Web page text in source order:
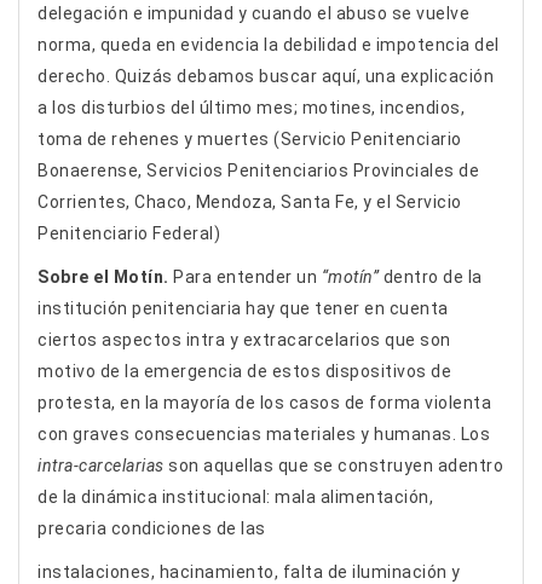
delegación e impunidad y cuando el abuso se vuelve
norma, queda en evidencia la debilidad e impotencia del
derecho. Quizás debamos buscar aquí, una explicación
a los disturbios del último mes; motines, incendios,
toma de rehenes y muertes (Servicio Penitenciario
Bonaerense, Servicios Penitenciarios Provinciales de
Corrientes, Chaco, Mendoza, Santa Fe, y el Servicio
Penitenciario Federal)
Sobre el Motín. Para entender un “motín”dentro de la
institución penitenciaria hay que tener en cuenta
ciertos aspectos intra y extracarcelarios que son
motivo de la emergencia de estos dispositivos de
protesta, en la mayoría de los casos de forma violenta
con graves consecuencias materiales y humanas. Los
intra-carcelarias son aquellas que se construyen adentro
de la dinámica institucional: mala alimentación,
precaria condiciones de las
instalaciones, hacinamiento, falta de iluminación y